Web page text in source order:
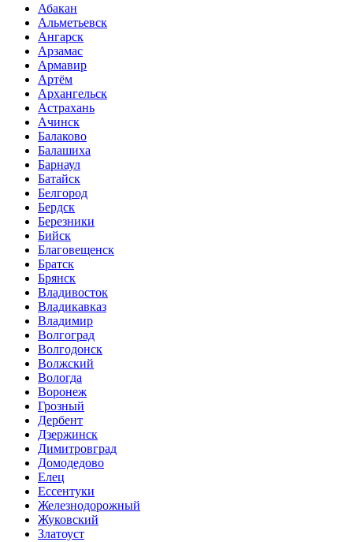
Абакан
Альметьевск
Ангарск
Арзамас
Армавир
Артём
Архангельск
Астрахань
Ачинск
Балаково
Балашиха
Барнаул
Батайск
Белгород
Бердск
Березники
Бийск
Благовещенск
Братск
Брянск
Владивосток
Владикавказ
Владимир
Волгоград
Волгодонск
Волжский
Вологда
Воронеж
Грозный
Дербент
Дзержинск
Димитровград
Домодедово
Елец
Ессентуки
Железнодорожный
Жуковский
Златоуст